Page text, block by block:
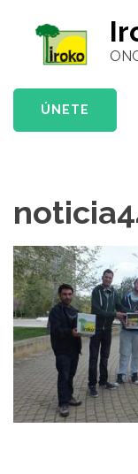
contenido
(presiona
tecla
ÚNETE